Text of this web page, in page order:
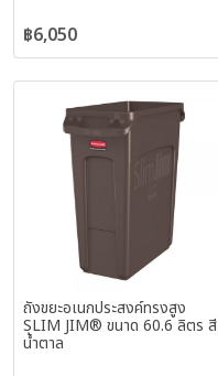
฿6,050
ถังขยะอเนกประสงค์ทรงสูง
SLIM JIM® ขนาด 60.6 ลิตร สี
น้ำตาล